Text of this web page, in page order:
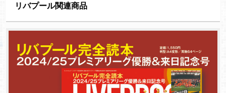
リバプール関連商品